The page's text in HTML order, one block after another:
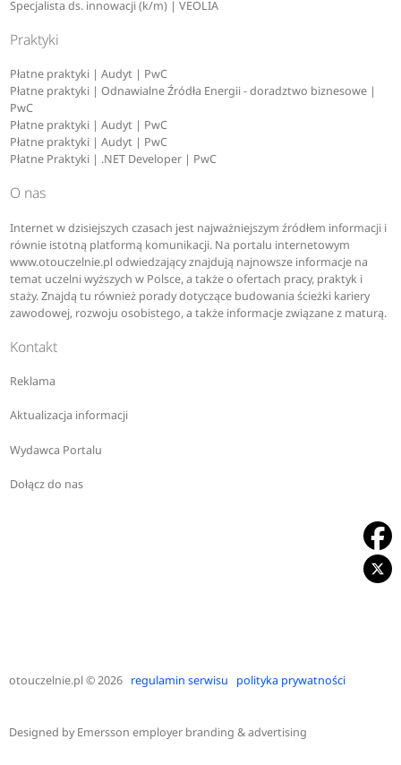
Specjalista ds. innowacji (k/m) | VEOLIA
Praktyki
Płatne praktyki | Audyt | PwC
Płatne praktyki | Odnawialne Źródła Energii - doradztwo biznesowe |
PwC
Płatne praktyki | Audyt | PwC
Płatne praktyki | Audyt | PwC
Płatne Praktyki | .NET Developer | PwC
O nas
Internet w dzisiejszych czasach jest najważniejszym źródłem informacji i
równie istotną platformą komunikacji. Na portalu internetowym
www.otouczelnie.pl odwiedzający znajdują najnowsze informacje na
temat uczelni wyższych w Polsce, a także o ofertach pracy, praktyk i
staży. Znajdą tu również porady dotyczące budowania ścieżki kariery
zawodowej, rozwoju osobistego, a także informacje związane z maturą.
Kontakt
Reklama
Aktualizacja informacji
Wydawca Portalu
Dołącz do nas
otouczelnie.pl© 2026 regulamin serwisu polityka prywatności
Designed byEmersson employer branding & advertising